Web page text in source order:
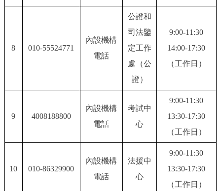
8 010-55524771
內設機構
電話
公證和
司法鑒
定工作
處（公
證）
9:00-11:30
14:00-17:30
（工作日）
9 4008188800
內設機構
電話
考試中
心
9:00-11:30
13:30-17:30
（工作日）
10 010-86329900
內設機構
電話
法援中
心
9:00-11:30
13:30-17:30
（工作日）